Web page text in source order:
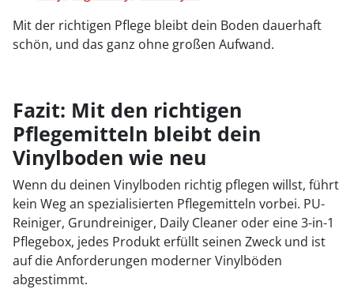
Mit der richtigen Pflege bleibt dein Boden dauerhaft
schön, und das ganz ohne großen Aufwand.
Fazit: Mit den richtigen
Pflegemitteln bleibt dein
Vinylboden wie neu
Wenn du deinen Vinylboden richtig pflegen willst, führt
kein Weg an spezialisierten Pflegemitteln vorbei. PU-
Reiniger, Grundreiniger, Daily Cleaner oder eine 3-in-1
Pflegebox, jedes Produkt erfüllt seinen Zweck und ist
auf die Anforderungen moderner Vinylböden
abgestimmt.